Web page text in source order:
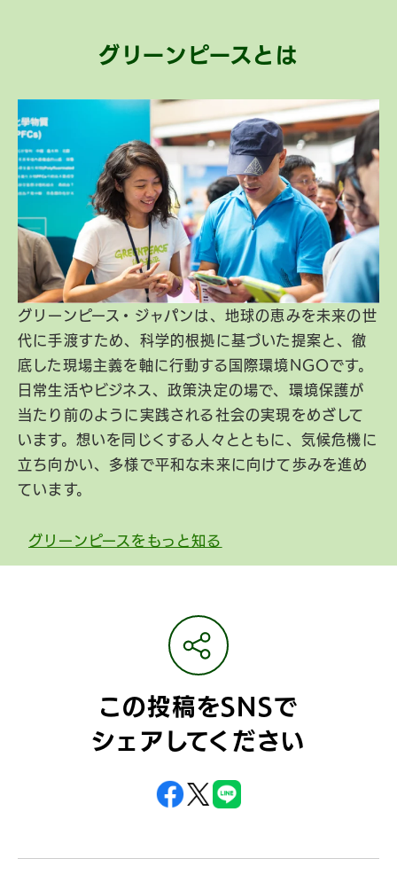
グリーンピースとは
グリーンピース・ジャパンは、地球の恵みを未来の世
代に手渡すため、科学的根拠に基づいた提案と、徹
底した現場主義を軸に行動する国際環境NGOです。
日常生活やビジネス、政策決定の場で、環境保護が
当たり前のように実践される社会の実現をめざして
います。想いを同じくする人々とともに、気候危機に
立ち向かい、多様で平和な未来に向けて歩みを進め
ています。
グリーンピースをもっと知る
この投稿をSNSで
シェアしてください